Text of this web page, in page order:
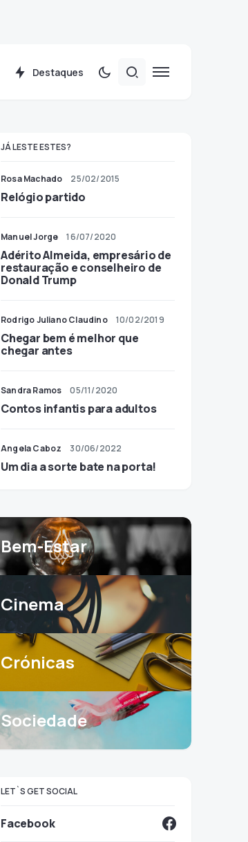
Destaques
JÁ LESTE ESTES?
Rosa Machado 25/02/2015
Relógio partido
Manuel Jorge 16/07/2020
Adérito Almeida, empresário de
restauração e conselheiro de
Donald Trump
Rodrigo Juliano Claudino 10/02/2019
Chegar bem é melhor que
chegar antes
Sandra Ramos 05/11/2020
Contos infantis para adultos
Angela Caboz 30/06/2022
Um dia a sorte bate na porta!
Bem-Estar
Cinema
Crónicas
Sociedade
LET`S GET SOCIAL
Facebook